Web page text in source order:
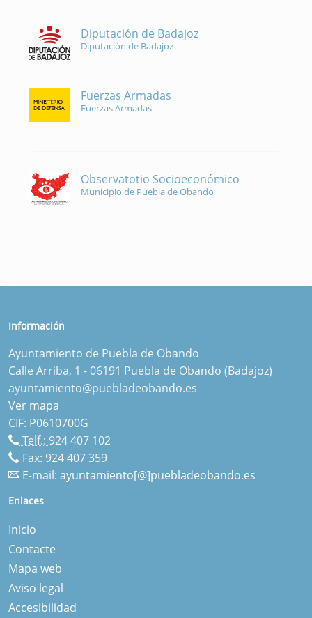
Diputación de Badajoz
Diputación de Badajoz
Fuerzas Armadas
Fuerzas Armadas
Observatotio Socioeconómico
Municipio de Puebla de Obando
Información
Ayuntamiento de Puebla de Obando
Calle Arriba, 1 - 06191 Puebla de Obando (Badajoz)
ayuntamiento@puebladeobando.es
Ver mapa
CIF: P0610700G
Telf.: 924 407 102
Fax: 924 407 359
E-mail: ayuntamiento[@]puebladeobando.es
Enlaces
Inicio
Contacte
Mapa web
Aviso legal
Accesibilidad